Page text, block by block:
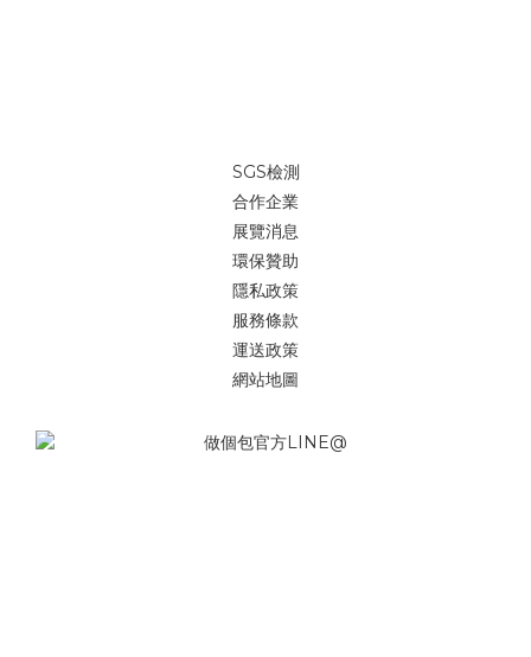
SGS檢測
合作企業
展覽消息
環保贊助
隱私政策
服務條款
運送政策
網站地圖